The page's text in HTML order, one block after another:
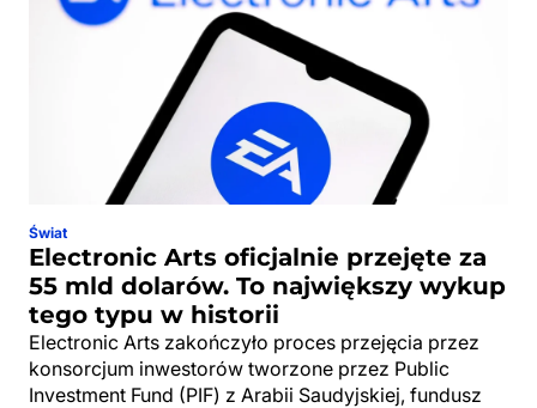
Świat
Electronic Arts oficjalnie przejęte za
55 mld dolarów. To największy wykup
tego typu w historii
Electronic Arts zakończyło proces przejęcia przez
konsorcjum inwestorów tworzone przez Public
Investment Fund (PIF) z Arabii Saudyjskiej, fundusz